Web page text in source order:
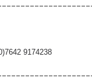
9174238